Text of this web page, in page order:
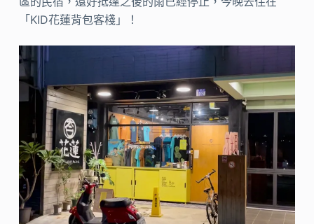
「KID花蓮背包客棧」！